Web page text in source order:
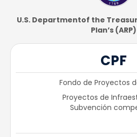
U.S. Department​of the
Plan’s (ARP)
CPF
Fondo de Proyectos
Proyectos de
Subvención